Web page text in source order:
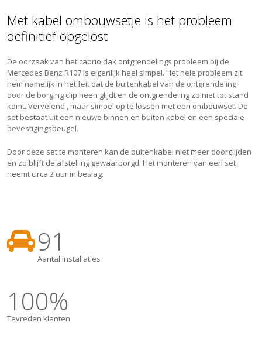
Met kabel ombouwsetje is het probleem
definitief opgelost
De oorzaak van het cabrio dak ontgrendelings probleem bij de
Mercedes Benz R107 is eigenlijk heel simpel. Het hele probleem zit
hem namelijk in het feit dat de buitenkabel van de ontgrendeling
door de borging clip heen glijdt en de ontgrendeling zo niet tot stand
komt. Vervelend , maar simpel op te lossen met een ombouwset. De
set bestaat uit een nieuwe binnen en buiten kabel en een speciale
bevestigingsbeugel.
Door deze set te monteren kan de buitenkabel niet meer doorglijden
en zo blijft de afstelling gewaarborgd. Het monteren van een set
neemt circa 2 uur in beslag.
91
Aantal installaties
100%
Tevreden klanten